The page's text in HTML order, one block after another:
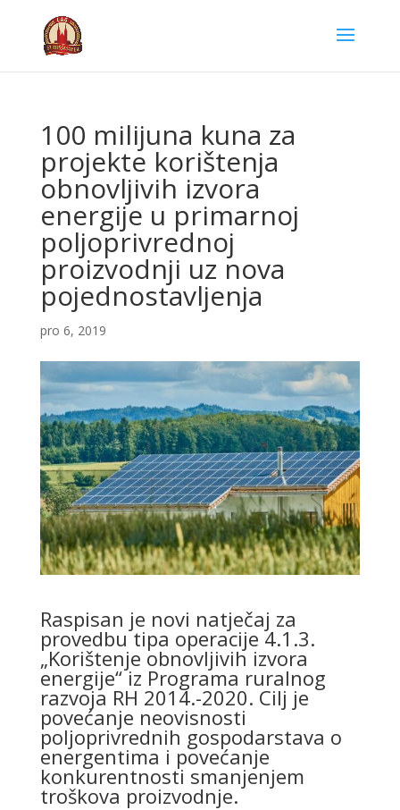
100 milijuna kuna za
projekte korištenja
obnovljivih izvora
energije u primarnoj
poljoprivrednoj
proizvodnji uz nova
pojednostavljenja
pro 6, 2019
Raspisan je novi natječaj za
provedbu tipa operacije 4.1.3.
„Korištenje obnovljivih izvora
energije“ iz Programa ruralnog
razvoja RH 2014.-2020. Cilj je
povećanje neovisnosti
poljoprivrednih gospodarstava o
energentima i povećanje
konkurentnosti smanjenjem
troškova proizvodnje.